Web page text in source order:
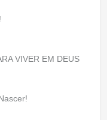
VIVER EM DEUS